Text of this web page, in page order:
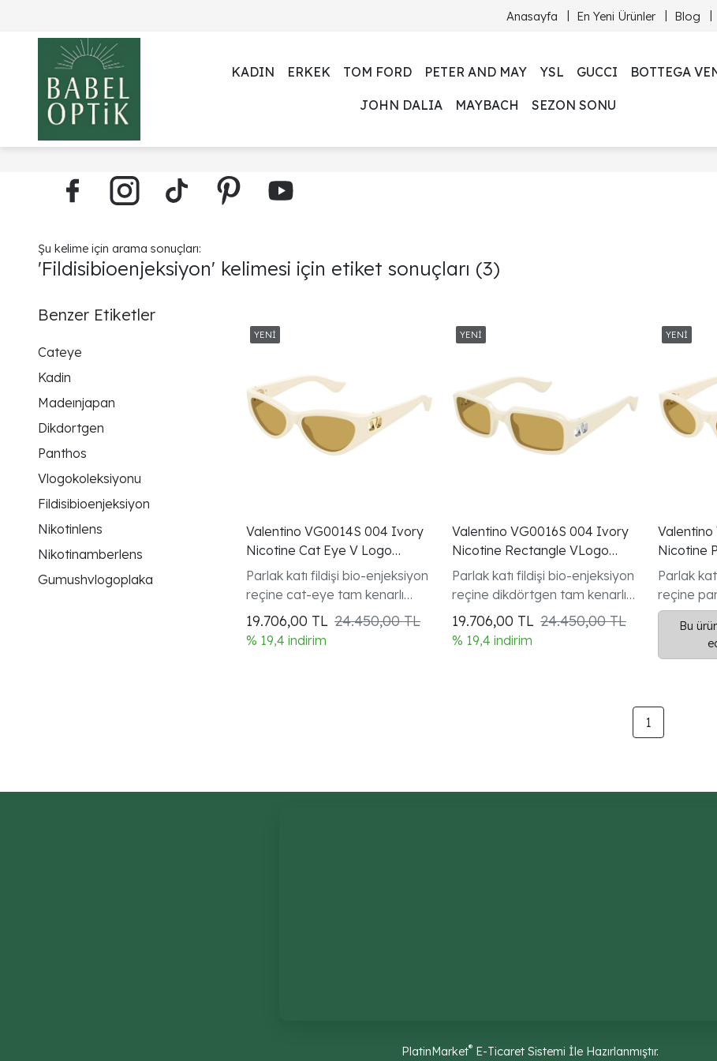
Anasayfa En Yeni Ürünler Blog
KADIN ERKEK TOM FORD PETER AND MAY YSL GUCCI BOTTEGA
JOHN DALIA MAYBACH SEZON SONU
Şu kelime için arama sonuçları:
'Fildisibioenjeksiyon' kelimesi için etiket sonuçları (3)
Benzer Etiketler
Cateye
Kadin
Madeınjapan
Dikdortgen
Panthos
Vlogokoleksiyonu
Fildisibioenjeksiyon
Nikotinlens
Nikotinamberlens
Gumushvlogoplaka
Valentino VG0014S 004 Ivory
Nicotine Cat Eye V Logo
Gunes Gozlugu
Parlak katı fildişi bio-enjeksiyon
reçine cat-eye tam kenarlı
çerçeve V Logo koleksiyonu
kadın modeli
19.706,00 TL 24.450,00 TL
% 19,4 indirim
Valentino VG0016S 004 Ivory
Nicotine Rectangle VLogo
Gunes Gozlugu
Parlak katı fildişi bio-enjeksiyon
reçine dikdörtgen tam kenarlı
çerçeve gümüş VLogo
Signature oval plaka detayı
19.706,00 TL 24.450,00 TL
% 19,4 indirim
Nicotine
Gozlugu
Parlak
reçine
çerçeve
kadın
Bu
1
PlatinMarket® E-Ticaret Sistemi İle Hazırlanmıştır.